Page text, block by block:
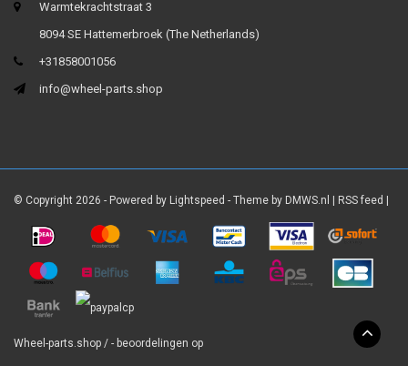
Warmtekrachtstraat 3
8094 SE Hattemerbroek (The Netherlands)
+31858001056
info@wheel-parts.shop
© Copyright 2026 - Powered by Lightspeed - Theme by DMWS.nl RSS feed
Wheel-parts.shop / - beoordelingen op